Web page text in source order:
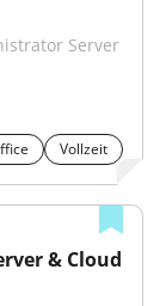
Server
Vollzeit
& Cloud